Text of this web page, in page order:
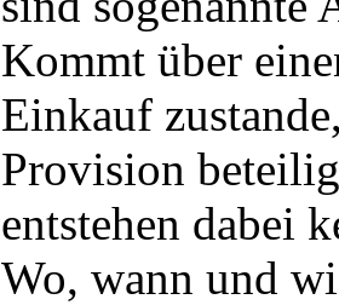
Kommt über
Einkauf
Provision
entstehen dabei
Wo, wann und